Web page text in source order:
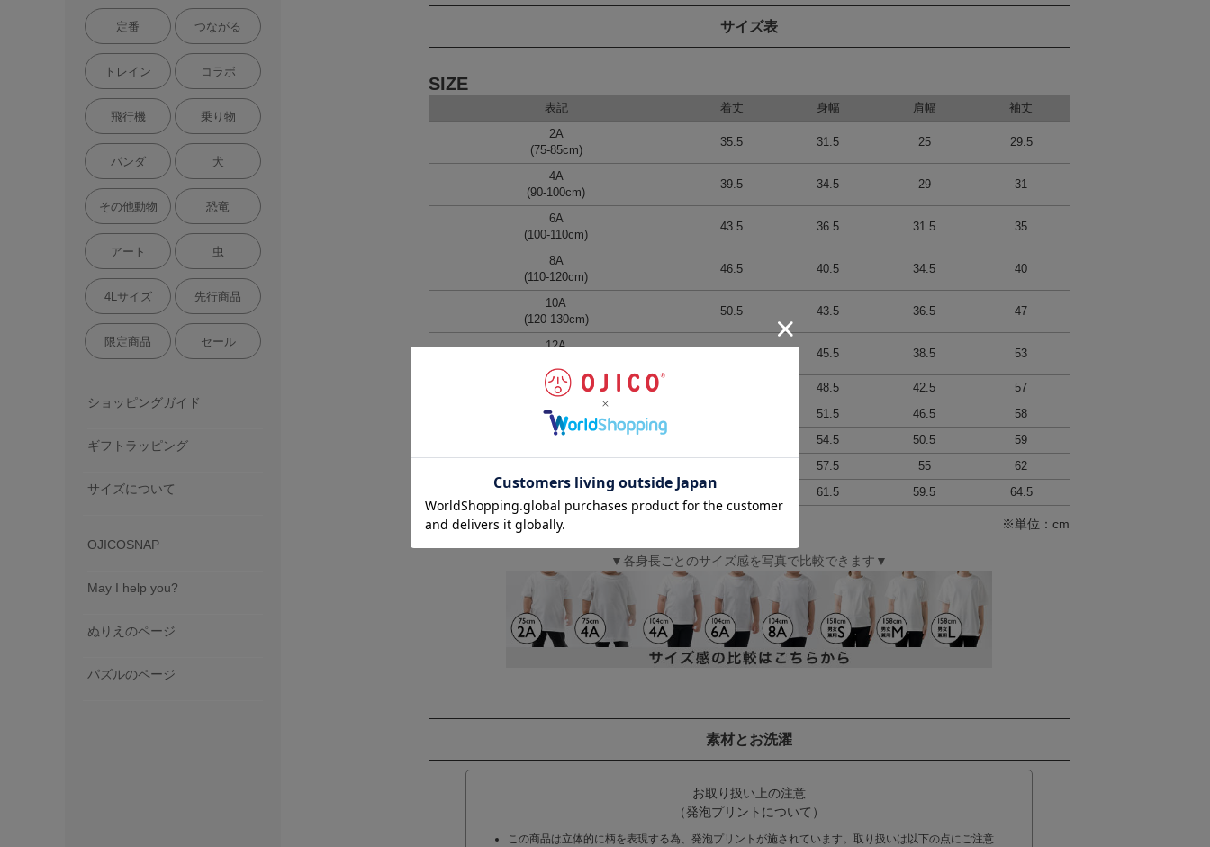
定番 つながる
トレイン コラボ
飛行機 乗り物
パンダ 犬
その他動物 恐竜
アート 虫
4Lサイズ 先行商品
限定商品 セール
ショッピングガイド
ギフトラッピング
サイズについて
OJICOSNAP
May I help you?
ぬりえのページ
パズルのページ
サイズ表
SIZE
表記 着丈 身幅 肩幅 袖丈
2A
(75-85cm)
35.5 31.5 25 29.5
4A
(90-100cm)
39.5 34.5 29 31
6A
(100-110cm)
43.5 36.5 31.5 35
8A
(110-120cm)
46.5 40.5 34.5 40
10A
(120-130cm)
50.5 43.5 36.5 47
12A
45.5 38.5 53
男女兼用S 48.5 42.5 57
男女兼用M 51.5 46.5 58
54.5 50.5 59
57.5 55 62
61.5 59.5 64.5
※単位：cm
▼各身長ごとのサイズ感を写真で比較できます▼
素材とお洗濯
お取り扱い上の注意
（発泡プリントについて）
この商品は立体的に柄を表現する為、発泡プリントが施されています。取り扱いは以下の点にご注意